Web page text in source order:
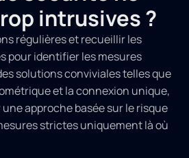
intrusives ?
régulières et recueillir les
pour identifier les mesures
solutions conviviales telles que
et la connexion unique,
approche basée sur le risque
strictes uniquement là où